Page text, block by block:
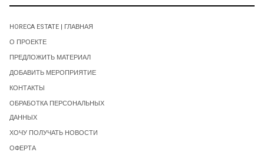
HORECA ESTATE | ГЛАВНАЯ
О ПРОЕКТЕ
ПРЕДЛОЖИТЬ МАТЕРИАЛ
ДОБАВИТЬ МЕРОПРИЯТИЕ
КОНТАКТЫ
ОБРАБОТКА ПЕРСОНАЛЬНЫХ
ДАННЫХ
ХОЧУ ПОЛУЧАТЬ НОВОСТИ
ОФЕРТА